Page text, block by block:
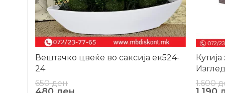
Вештачко цвеќе во саксија ек524-
24
650ден
1.600